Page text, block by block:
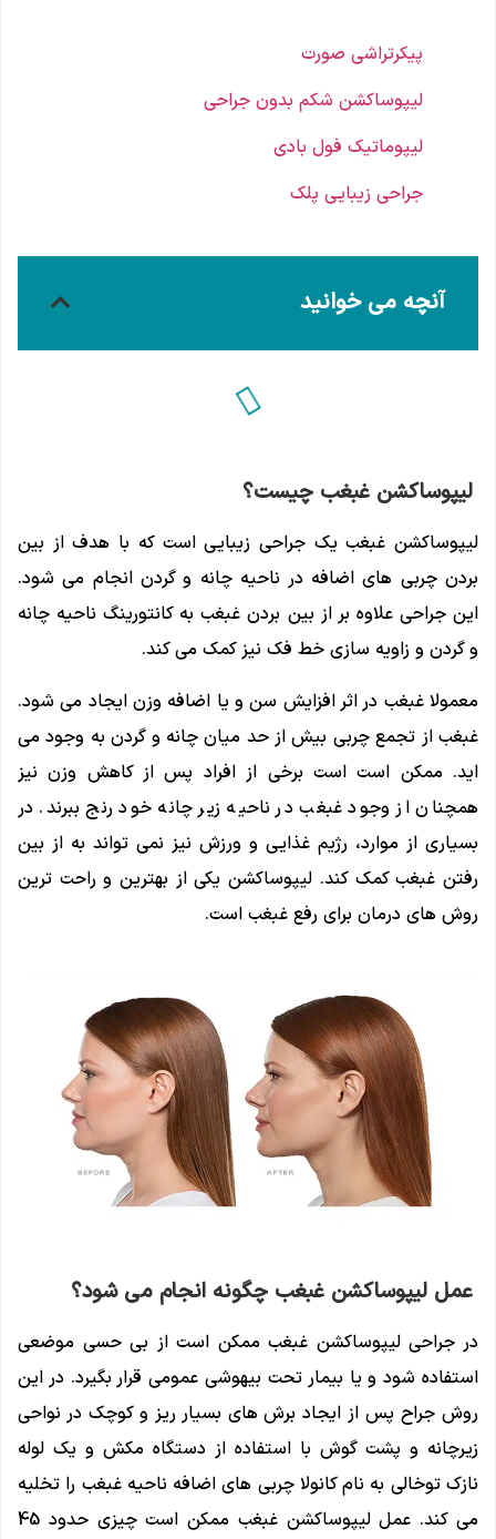
پیکرتراشی صورت
لیپوساکشن شکم بدون جراحی
لیپوماتیک فول بادی
جراحی زیبایی پلک
آنچه می خوانید
لیپوساکشن غبغب چیست؟
لیپوساکشن غبغب یک جراحی زیبایی است که با هدف از بین
بردن چربی های اضافه در ناحیه چانه و گردن انجام می شود.
این جراحی علاوه بر از بین بردن غبغب به کانتورینگ ناحیه چانه
و گردن و زاویه سازی خط فک نیز کمک می کند.
معمولا غبغب در اثر افزایش سن و یا اضافه وزن ایجاد می شود.
غبغب از تجمع چربی بیش از حد میان چانه و گردن به وجود می
اید. ممکن است است برخی از افراد پس از کاهش وزن نیز
همچنان از وجود غبغب در ناحیه زیر چانه خود رنج ببرند. در
بسیاری از موارد، رژیم غذایی و ورزش نیز نمی تواند به از بین
رفتن غبغب کمک کند. لیپوساکشن یکی از بهترین و راحت ترین
روش های درمان برای رفع غبغب است.
عمل لیپوساکشن غبغب چگونه انجام می شود؟
در جراحی لیپوساکشن غبغب ممکن است از بی حسی موضعی
استفاده شود و یا بیمار تحت بیهوشی عمومی قرار بگیرد. در این
روش جراح پس از ایجاد برش های بسیار ریز و کوچک در نواحی
زیرچانه و پشت گوش با استفاده از دستگاه مکش و یک لوله
نازک توخالی به نام کانولا چربی های اضافه ناحیه غبغب را تخلیه
می کند. عمل لیپوساکشن غبغب ممکن است چیزی حدود 45